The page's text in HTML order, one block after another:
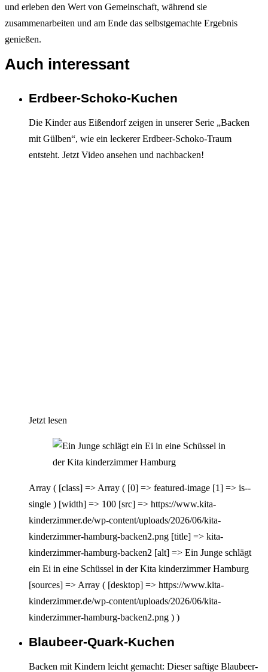
und erleben den Wert von Gemeinschaft, während sie
zusammenarbeiten und am Ende das selbstgemachte Ergebnis
genießen.
Auch interessant
Interagieren
Erdbeer-Schoko-Kuchen
Die Kinder aus Eißendorf zeigen in unserer Serie „Backen
mit Gülben“, wie ein leckerer Erdbeer-Schoko-Traum
entsteht. Jetzt Video ansehen und nachbacken!
Jetzt lesen
Array ( [class] => Array ( [0] => featured-image [1] => is--
single ) [width] => 100 [src] => https://www.kita-
kinderzimmer.de/wp-content/uploads/2026/06/kita-
kinderzimmer-hamburg-backen2.png [title] => kita-
kinderzimmer-hamburg-backen2 [alt] => Ein Junge schlägt
ein Ei in eine Schüssel in der Kita kinderzimmer Hamburg
[sources] => Array ( [desktop] => https://www.kita-
kinderzimmer.de/wp-content/uploads/2026/06/kita-
kinderzimmer-hamburg-backen2.png ) )
Interagieren
Blaubeer-Quark-Kuchen
Backen mit Kindern leicht gemacht: Dieser saftige Blaubeer-